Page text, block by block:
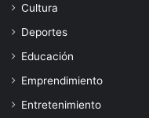
Cultura
Deportes
Educación
Emprendimiento
Entretenimiento